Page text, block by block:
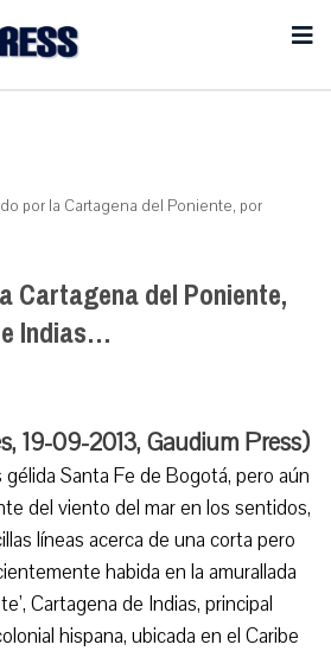
por la Cartagena del Poniente, por
Cartagena del Poniente,
Indias…
19-09-2013, Gaudium Press)
Santa Fe de Bogotá, pero aún
del viento del mar en los sentidos,
líneas acerca de una corta pero
habida en la amurallada
Cartagena de Indias, principal
hispana, ubicada en el Caribe